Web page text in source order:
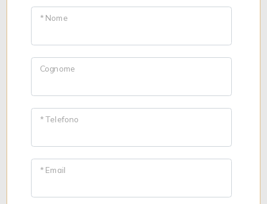
* Nome
Cognome
* Telefono
* Email